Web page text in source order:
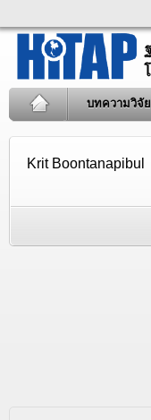
บทความวิจัย
Krit Boontanapibul